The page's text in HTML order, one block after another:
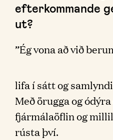
efterkommande
ut?
”Ég vona að við
lifa í sátt og
Með örugga og
fjármálaöflin og
rústa því.